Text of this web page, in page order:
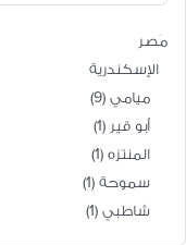
مَصر
الإسكندرية
ميامي (
9
)
أبو قير (
1
)
المنتزه (
1
)
سموحة (
1
)
شاطبي (
1
)